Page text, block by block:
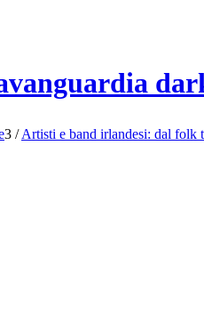
3 / Artisti e band irlandesi: dal folk